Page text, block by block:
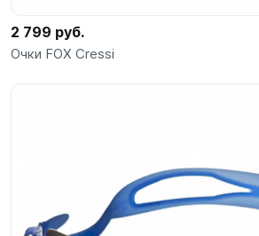
2 799 руб.
Очки FOX Cressi